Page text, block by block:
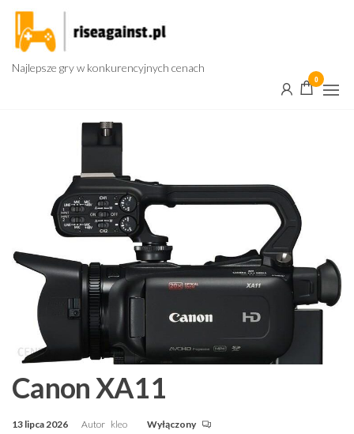
Przejdź
treści
Najlepsze gry w konkurencyjnych cenach
0
Canon XA11
13 lipca 2026 Autor kleo Wyłączony